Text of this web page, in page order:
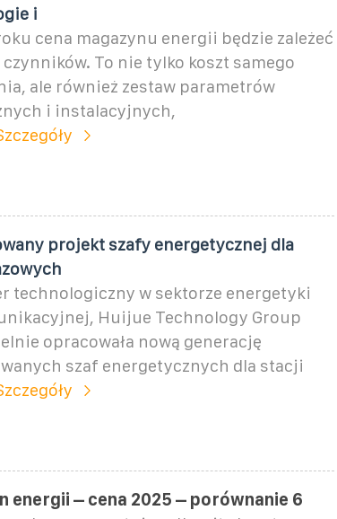
i
cena magazynu energii będzie zależeć
To nie tylko koszt samego
ale również zestaw parametrów
i instalacyjnych,
projekt szafy energetycznej dla
technologiczny w sektorze energetyki
Huijue Technology Group
opracowała nową generację
szaf energetycznych dla stacji
energii – cena 2025 – porównanie 6